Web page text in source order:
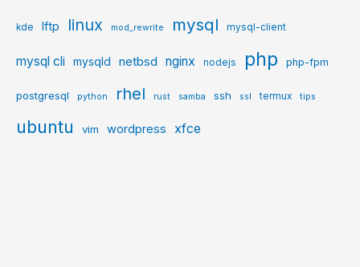
kde lftp linux mod_rewrite mysql mysql-client
mysql cli mysqld netbsd nginx nodejs php php-fpm
postgresql python rhel rust samba ssh ssl termux tips
ubuntu vim wordpress xfce